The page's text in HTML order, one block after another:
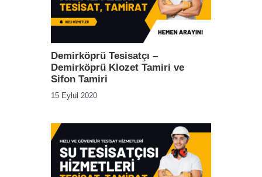
Demirköprü Tesisatçı –
Demirköprü Klozet Tamiri ve
Sifon Tamiri
15 Eylül 2020